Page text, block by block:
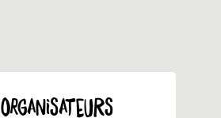
ORGANISATEURS